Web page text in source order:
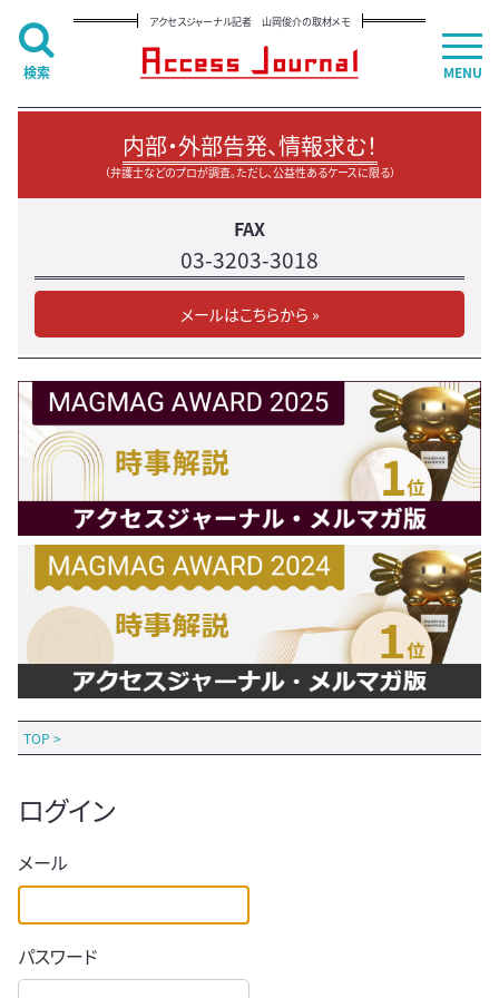
アクセスジャーナル記者 山岡俊介の取材メモ
内部・外部告発、情報求む！
（弁護士などのプロが調査。ただし、公益性あるケースに限る）
FAX
03-3203-3018
メールはこちらから »
TOP >
ログイン
メール
パスワード
MENU
検索